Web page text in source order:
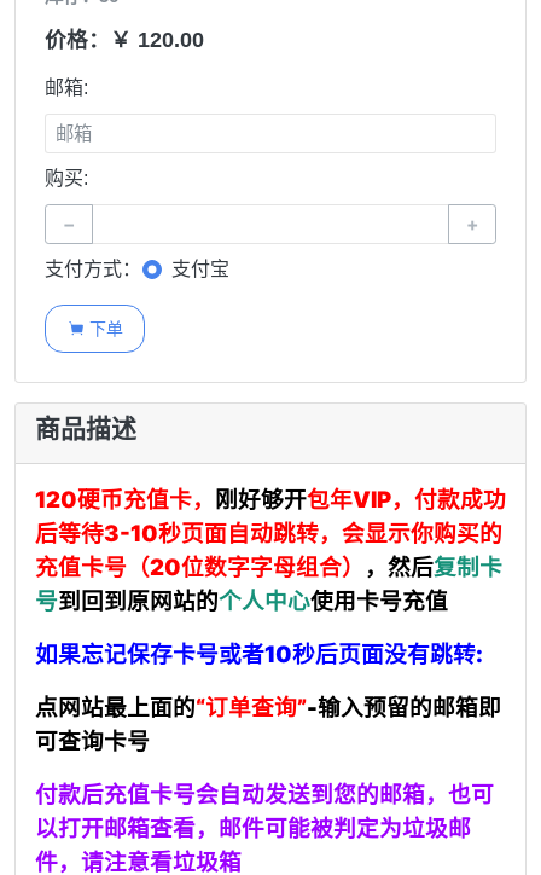
价格：￥ 120.00
邮箱:
购买:
− +
支付方式： 支付宝
 下单
商品描述
120硬币充值卡， 刚好够开包年VIP，付款成功
后等待3-10秒页面自动跳转，会显示你购买的
充值卡号（20位数字字母组合）
，然后复制卡
号到回到原网站的个人中心使用卡号充值
如果忘记保存卡号或者10秒后页面没有跳转:
点网站最上面的“订单查询”-输入预留的邮箱即
可查询卡号
付款后充值卡号会自动发送到您的邮箱，也可
以打开邮箱查看， 邮件可能被判定为垃圾邮
件，请注意看垃圾箱